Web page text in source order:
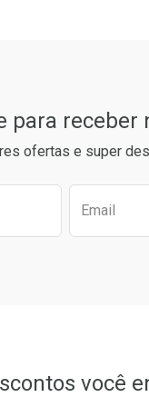
para receber
ofertas e super
formulário
Email
você